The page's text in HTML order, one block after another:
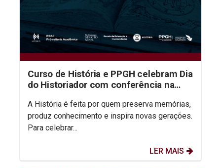
Curso de História e PPGH celebram Dia
do Historiador com conferência na
A História é feita por quem preserva memórias,
produz conhecimento e inspira novas gerações.
Para celebrar...
LER MAIS